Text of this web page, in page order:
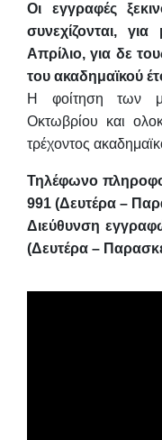
Οι εγγραφές
συνεχίζονται,
Απρίλιο, για δε
του ακαδημαϊκού
Η φοίτηση των
Οκτωβρίου και
τρέχοντος
Τηλέφωνο
991 (Δευτέρα –
Διεύθυνση
(Δευτέρα –